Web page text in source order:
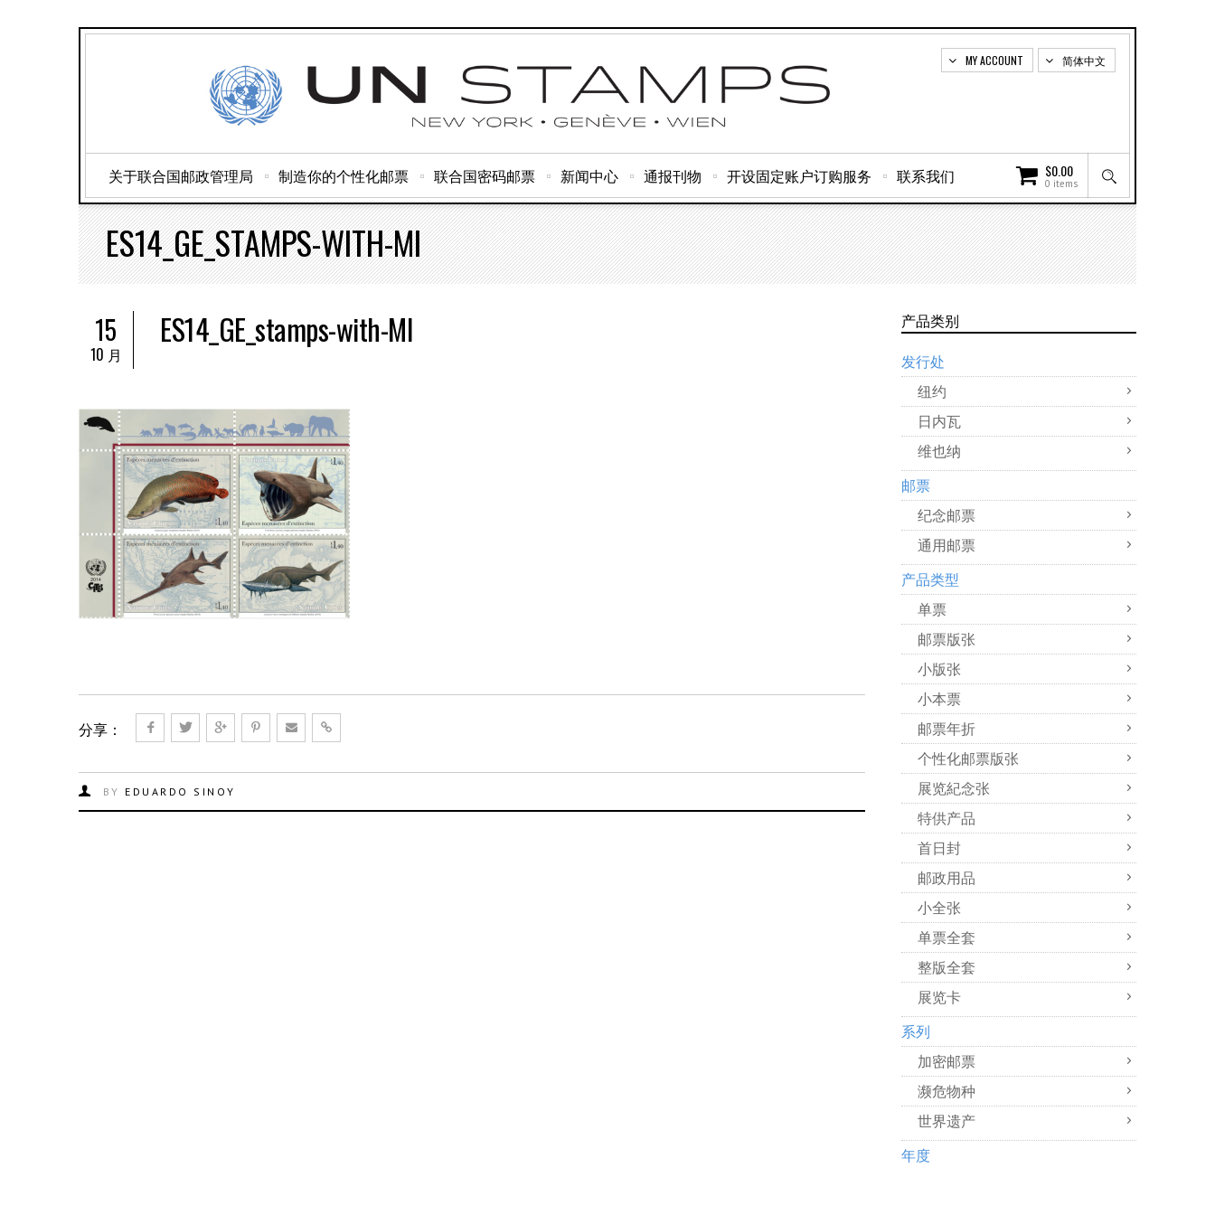
简体中文
MY ACCOUNT
$0.00
0 items
关于联合国邮政管理局 制造你的个性化邮票 联合国密码邮票 新闻中心 通报刊物 开设固定账户订购服务 联系我们
ES14_GE_STAMPS-WITH-MI
15
10 月
ES14_GE_stamps-with-MI
分享：
BY EDUARDO SINOY
产品类别
发行处
纽约
日内瓦
维也纳
邮票
纪念邮票
通用邮票
产品类型
单票
邮票版张
小版张
小本票
邮票年折
个性化邮票版张
展览紀念张
特供产品
首日封
邮政用品
小全张
单票全套
整版全套
展览卡
系列
加密邮票
濒危物种
世界遗产
年度